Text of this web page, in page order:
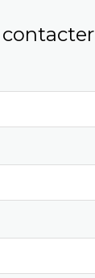
contacter